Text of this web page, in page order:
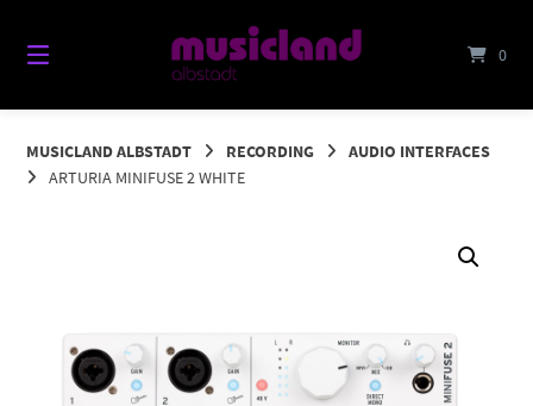
Inhalt
0
MUSICLAND ALBSTADT RECORDING
AUDIO INTERFACES
ARTURIA MINIFUSE 2 WHITE